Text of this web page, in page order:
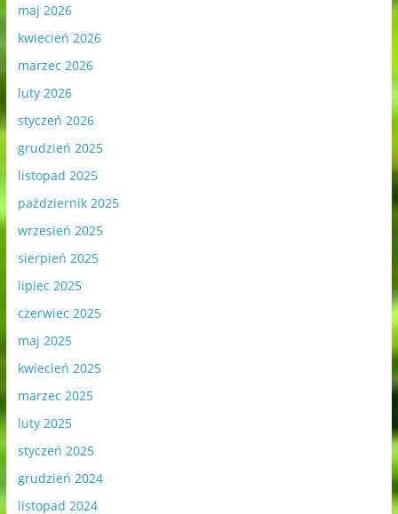
maj 2026
kwiecień 2026
marzec 2026
luty 2026
styczeń 2026
grudzień 2025
listopad 2025
październik 2025
wrzesień 2025
sierpień 2025
lipiec 2025
czerwiec 2025
maj 2025
kwiecień 2025
marzec 2025
luty 2025
styczeń 2025
grudzień 2024
listopad 2024